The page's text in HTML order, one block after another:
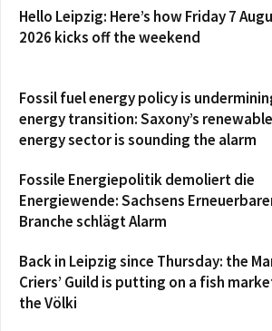
Hello Leipzig: Here’s how Friday 7
2026 kicks off the weekend
Fossil fuel energy policy is
energy transition: Saxony’s renewable
energy sector is sounding the alarm
Fossile Energiepolitik demoliert die
Energiewende: Sachsens
Branche schlägt Alarm
Back in Leipzig since Thursday: the
Criers’ Guild is putting on a fish
the Völki